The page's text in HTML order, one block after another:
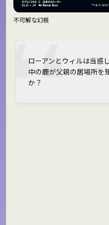
不可解な幻視
ローアンとウィルは当惑
中の鹿が父親の居場所を
か？